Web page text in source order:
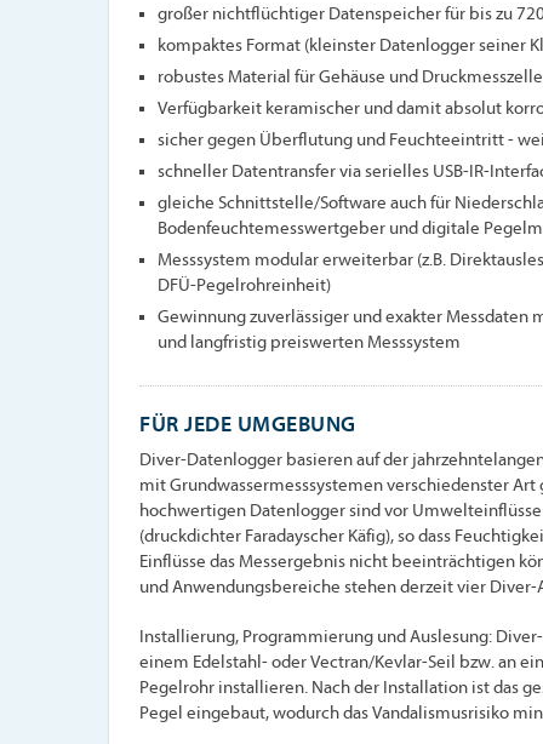
großer nichtflüchtiger Datenspeicher für bis zu
kompaktes Format (kleinster Datenlogger seiner
robustes Material für Gehäuse und Druckmesszelle
Verfügbarkeit keramischer und damit absolut
sicher gegen Überflutung und Feuchteeintritt -
schneller Datentransfer via serielles USB-IR-
gleiche Schnittstelle/Software auch für
Bodenfeuchtemesswertgeber und digitale
Messsystem modular erweiterbar (z.B.
DFÜ-Pegelrohreinheit)
Gewinnung zuverlässiger und exakter Messdaten
und langfristig preiswerten Messsystem
FÜR JEDE UMGEBUNG
Diver-Datenlogger basieren auf der
mit Grundwassermesssystemen verschiedenster
hochwertigen Datenlogger sind vor
(druckdichter Faradayscher Käfig), so dass
Einflüsse das Messergebnis nicht beeinträchtigen
und Anwendungsbereiche stehen derzeit vier Diver-
Installierung, Programmierung und Auslesung:
einem Edelstahl- oder Vectran/Kevlar-Seil bzw. an
Pegelrohr installieren. Nach der Installation ist das
Pegel eingebaut, wodurch das Vandalismusrisiko